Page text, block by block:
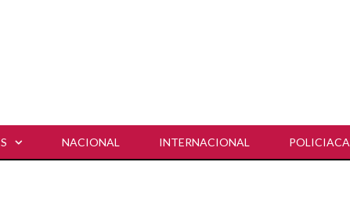
NACIONAL INTERNACIONAL POLICIACA